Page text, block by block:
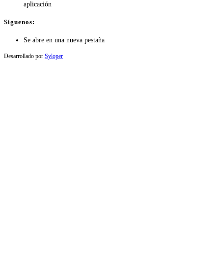
aplicación
Síguenos:
Se abre en una nueva pestaña
Desarrollado por Syloper